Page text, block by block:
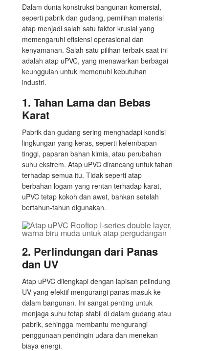
Dalam dunia konstruksi bangunan komersial,
seperti pabrik dan gudang, pemilihan material
atap menjadi salah satu faktor krusial yang
memengaruhi efisiensi operasional dan
kenyamanan. Salah satu pilihan terbaik saat ini
adalah atap uPVC, yang menawarkan berbagai
keunggulan untuk memenuhi kebutuhan
industri.
1. Tahan Lama dan Bebas
Karat
Pabrik dan gudang sering menghadapi kondisi
lingkungan yang keras, seperti kelembapan
tinggi, paparan bahan kimia, atau perubahan
suhu ekstrem. Atap uPVC dirancang untuk tahan
terhadap semua itu. Tidak seperti atap
berbahan logam yang rentan terhadap karat,
uPVC tetap kokoh dan awet, bahkan setelah
bertahun-tahun digunakan.
2. Perlindungan dari Panas
dan UV
Atap uPVC dilengkapi dengan lapisan pelindung
UV yang efektif mengurangi panas masuk ke
dalam bangunan. Ini sangat penting untuk
menjaga suhu tetap stabil di dalam gudang atau
pabrik, sehingga membantu mengurangi
penggunaan pendingin udara dan menekan
biaya energi.